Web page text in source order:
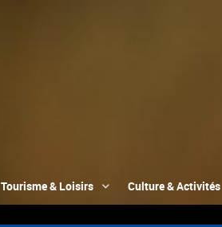
Tourisme & Loisirs Culture & Activités